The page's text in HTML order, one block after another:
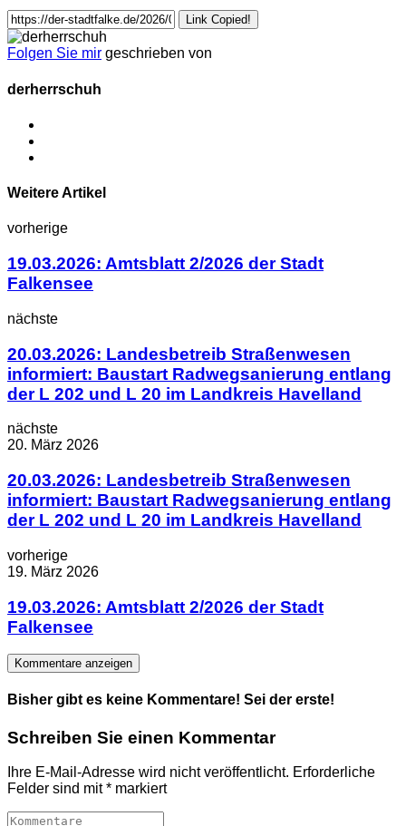
Link Copied!
Folgen Sie mir geschrieben von
derherrschuh
Weitere Artikel
vorherige
19.03.2026: Amtsblatt 2/2026 der Stadt
Falkensee
nächste
20.03.2026: Landesbetreib Straßenwesen
informiert: Baustart Radwegsanierung entlang
der L 202 und L 20 im Landkreis Havelland
nächste
20. März 2026
20.03.2026: Landesbetreib Straßenwesen
informiert: Baustart Radwegsanierung entlang
der L 202 und L 20 im Landkreis Havelland
vorherige
19. März 2026
19.03.2026: Amtsblatt 2/2026 der Stadt
Falkensee
Kommentare anzeigen
Bisher gibt es keine Kommentare! Sei der erste!
Schreiben Sie einen Kommentar
Ihre E-Mail-Adresse wird nicht veröffentlicht. Erforderliche
Felder sind mit* markiert